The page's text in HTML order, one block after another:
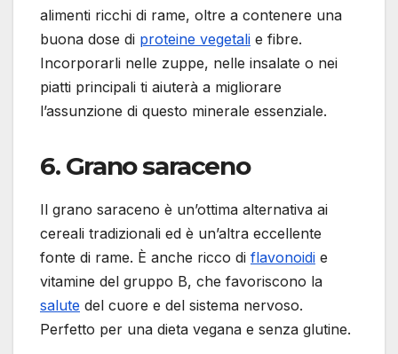
alimenti ricchi di rame, oltre a contenere una
buona dose di proteine vegetali e fibre.
Incorporarli nelle zuppe, nelle insalate o nei
piatti principali ti aiuterà a migliorare
l’assunzione di questo minerale essenziale.
6. Grano saraceno
Il grano saraceno è un’ottima alternativa ai
cereali tradizionali ed è un’altra eccellente
fonte di rame. È anche ricco di flavonoidi e
vitamine del gruppo B, che favoriscono la
salute del cuore e del sistema nervoso.
Perfetto per una dieta vegana e senza glutine.